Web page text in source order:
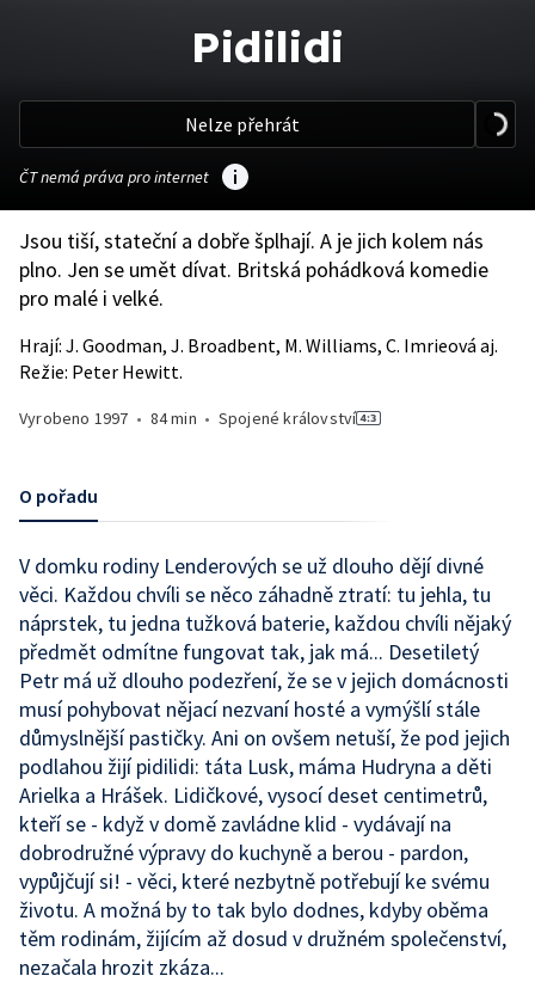
Pidilidi
Nelze přehrát
ČT nemá práva pro internet
Jsou tiší, stateční a dobře šplhají. A je jich kolem nás
plno. Jen se umět dívat. Britská pohádková komedie
pro malé i velké.
Hrají: J. Goodman, J. Broadbent, M. Williams, C. Imrieová aj.
Režie: Peter Hewitt.
Vyrobeno 1997 • 84 min • Spojené království
O pořadu
V domku rodiny Lenderových se už dlouho dějí divné
věci. Každou chvíli se něco záhadně ztratí: tu jehla, tu
náprstek, tu jedna tužková baterie, každou chvíli nějaký
předmět odmítne fungovat tak, jak má... Desetiletý
Petr má už dlouho podezření, že se v jejich domácnosti
musí pohybovat nějací nezvaní hosté a vymýšlí stále
důmyslnější pastičky. Ani on ovšem netuší, že pod jejich
podlahou žijí pidilidi: táta Lusk, máma Hudryna a děti
Arielka a Hrášek. Lidičkové, vysocí deset centimetrů,
kteří se - když v domě zavládne klid - vydávají na
dobrodružné výpravy do kuchyně a berou - pardon,
vypůjčují si! - věci, které nezbytně potřebují ke svému
životu. A možná by to tak bylo dodnes, kdyby oběma
těm rodinám, žijícím až dosud v družném společenství,
nezačala hrozit zkáza...